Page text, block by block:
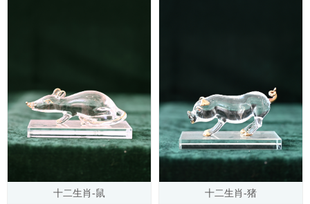
十二生肖-鼠 十二生肖-猪